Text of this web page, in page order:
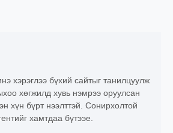
хэрэглээ бүхий сайтыг танилцуулж
хөгжилд хувь нэмрээ оруулсан
хүн бүрт нээлттэй. Сонирхолтой
хамтдаа бүтээе.